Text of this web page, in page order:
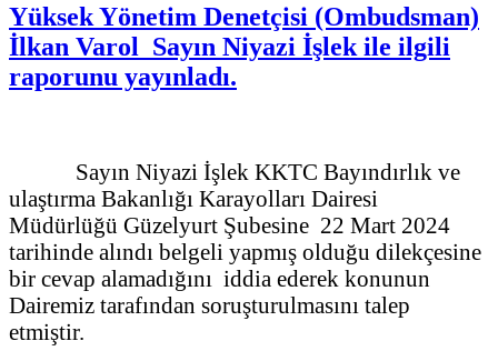
Yüksek Yönetim Denetçisi (Ombudsman)
İlkan Varol Sayın Niyazi İşlek ile ilgili
raporunu yayınladı.
Sayın Niyazi İşlek KKTC Bayındırlık ve
ulaştırma Bakanlığı Karayolları Dairesi
Müdürlüğü Güzelyurt Şubesine 22 Mart 2024
tarihinde alındı belgeli yapmış olduğu dilekçesine
bir cevap alamadığını iddia ederek konunun
Dairemiz tarafından soruşturulmasını talep
etmiştir.